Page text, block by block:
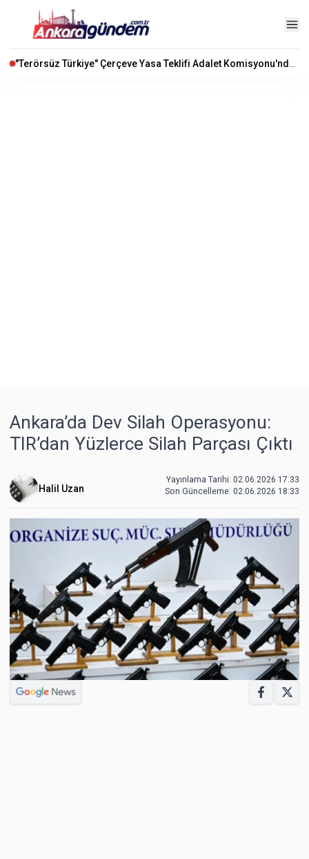
Ankara’da Dev Silah Operasyonu:
TIR’dan Yüzlerce Silah Parçası Çıktı
Halil Uzan
Yayınlama Tarihi: 02.06.2026 17:33
Son Güncelleme: 02.06.2026 18:33